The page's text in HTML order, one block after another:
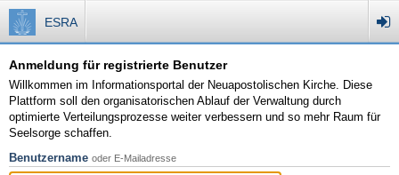
ESRA
Anmeldung für registrierte Benutzer
Willkommen im Informationsportal der Neuapostolischen Kirche. Diese
Plattform soll den organisatorischen Ablauf der Verwaltung durch
optimierte Verteilungsprozesse weiter verbessern und so mehr Raum für
Seelsorge schaffen.
Benutzername oder E-Mailadresse